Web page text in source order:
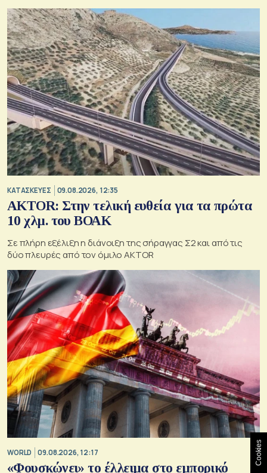
ΚΑΤΑΣΚΕΥΕΣ 09.08.2026, 12:35
AKTOR: Στην τελική ευθεία για τα πρώτα
10 χλμ. του ΒΟΑΚ
Σε πλήρη εξέλιξη η διάνοιξη της σήραγγας Σ2 και από τις
δύο πλευρές από τον όμιλο AKTOR
WORLD 09.08.2026, 12:17
«Φουσκώνει» το έλλειμα στο εμπορικό
Cookies